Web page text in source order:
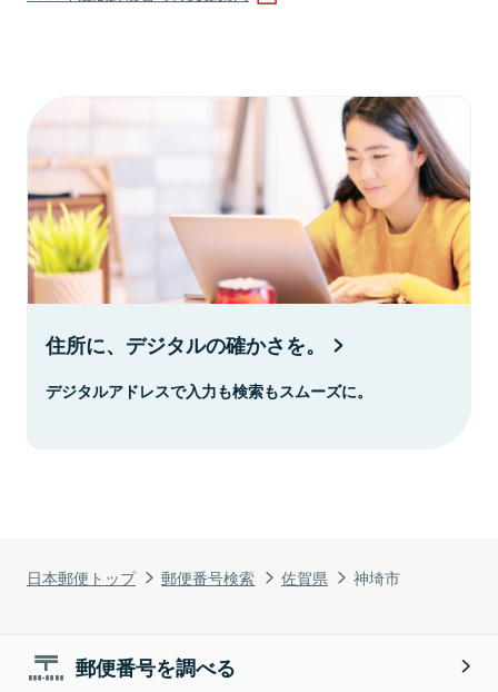
日本郵便トップ 郵便番号検索 佐賀県 神埼市
住所に、デジタルの確かさを。
デジタルアドレスで入力も検索もスムーズに。
郵便番号を調べる